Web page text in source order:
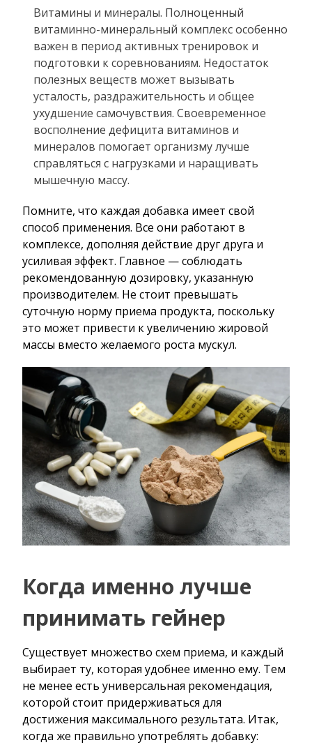
Витамины и минералы. Полноценный
витаминно-минеральный комплекс особенно
важен в период активных тренировок и
подготовки к соревнованиям. Недостаток
полезных веществ может вызывать
усталость, раздражительность и общее
ухудшение самочувствия. Своевременное
восполнение дефицита витаминов и
минералов помогает организму лучше
справляться с нагрузками и наращивать
мышечную массу.
Помните, что каждая добавка имеет свой
способ применения. Все они работают в
комплексе, дополняя действие друг друга и
усиливая эффект. Главное — соблюдать
рекомендованную дозировку, указанную
производителем. Не стоит превышать
суточную норму приема продукта, поскольку
это может привести к увеличению жировой
массы вместо желаемого роста мускул.
Когда именно лучше
принимать гейнер
Существует множество схем приема, и каждый
выбирает ту, которая удобнее именно ему. Тем
не менее есть универсальная рекомендация,
которой стоит придерживаться для
достижения максимального результата. Итак,
когда же правильно употреблять добавку: